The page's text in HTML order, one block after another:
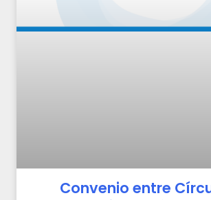
Convenio entre